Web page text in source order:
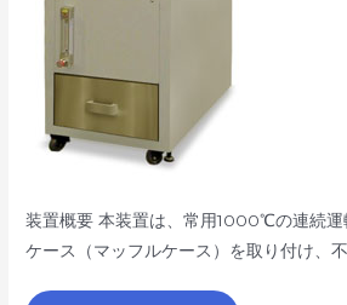
装置概要 本装置は、常用1000℃の連続運
ケース（マッフルケース）を取り付け、